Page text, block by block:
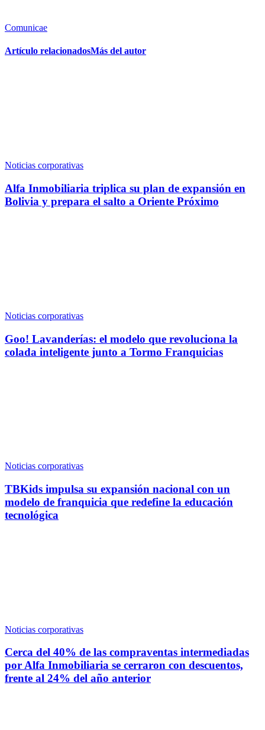
Comunicae
Artículo relacionadosMás del autor
Noticias corporativas
Alfa Inmobiliaria triplica su plan de expansión en
Bolivia y prepara el salto a Oriente Próximo
Noticias corporativas
Goo! Lavanderías: el modelo que revoluciona la
colada inteligente junto a Tormo Franquicias
Noticias corporativas
TBKids impulsa su expansión nacional con un
modelo de franquicia que redefine la educación
tecnológica
Noticias corporativas
Cerca del 40% de las compraventas intermediadas
por Alfa Inmobiliaria se cerraron con descuentos,
frente al 24% del año anterior